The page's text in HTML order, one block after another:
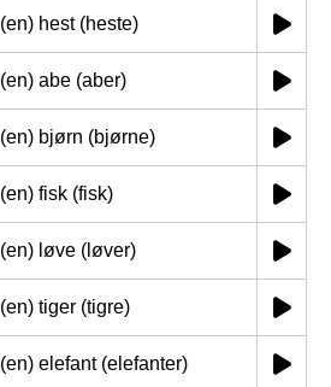
(en) hest (heste)
(en) abe (aber)
(en) bjørn (bjørne)
(en) fisk (fisk)
(en) løve (løver)
(en) tiger (tigre)
(en) elefant (elefanter)